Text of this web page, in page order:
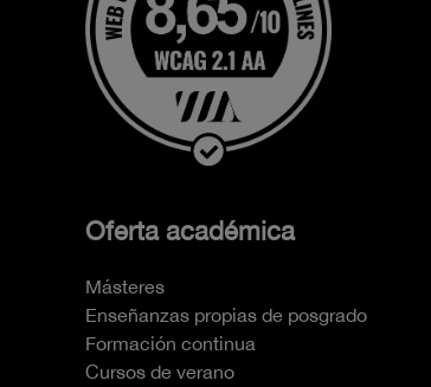
Oferta académica
Másteres
Enseñanzas propias de posgrado
Formación continua
Cursos de verano